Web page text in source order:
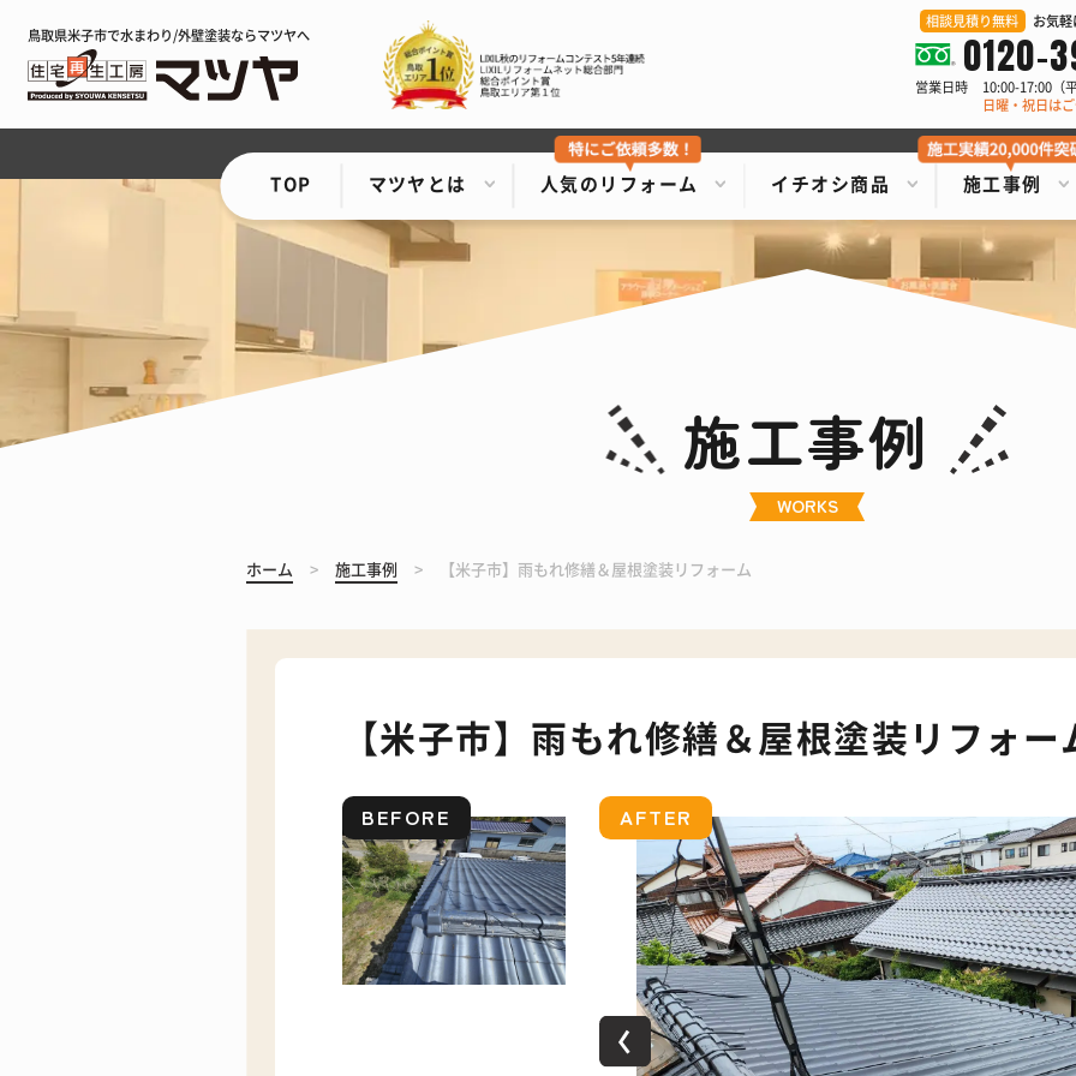
鳥取県米子市で水まわり/外壁塗装ならマツヤへ
相談見積り無料 お気
0120-
営業日時
10:00-17:00（
日曜・祝日は
TOP マツヤとは 人気のリフォーム イチオシ商品 施工事例
施工事例
WORKS
ホーム 施工事例 【米子市】雨もれ修繕＆屋根塗装リフォーム
【米子市】雨もれ修繕＆屋根塗装リフォー